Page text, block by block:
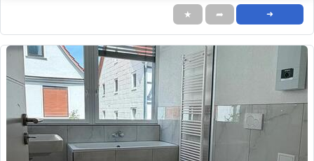
★ ➦ ➜